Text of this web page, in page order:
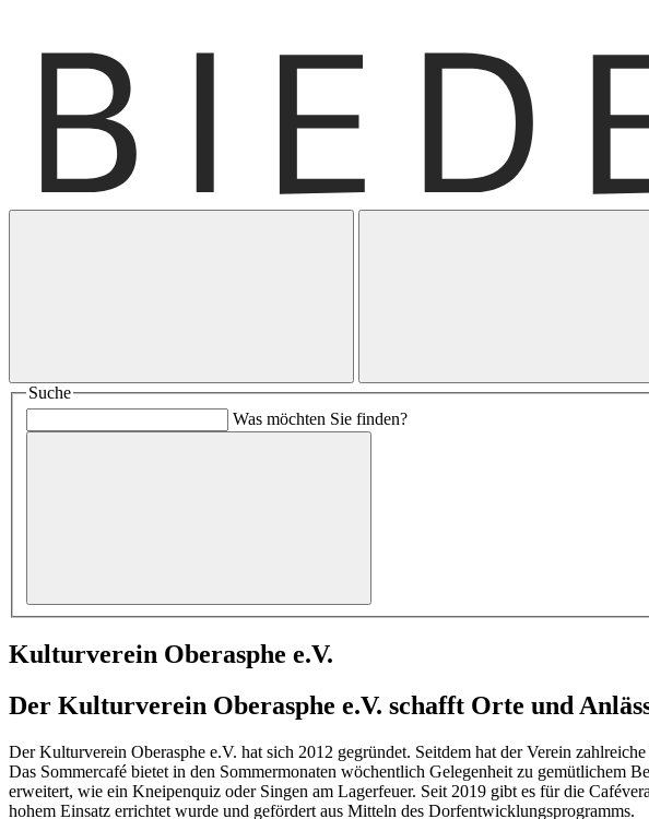
Suche
Was möchten Sie finden?
Kulturverein Oberasphe e.V.
Der Kulturverein Oberasphe e.V. schafft Orte und
Der Kulturverein Oberasphe e.V. hat sich 2012 gegründet. Seitdem hat der Verein
Das Sommercafé bietet in den Sommermonaten wöchentlich Gelegenheit zu gemütlichem
erweitert, wie ein Kneipenquiz oder Singen am Lagerfeuer. Seit 2019 gibt es für die
hohem Einsatz errichtet wurde und gefördert aus Mitteln des Dorfentwicklungsprogramms.